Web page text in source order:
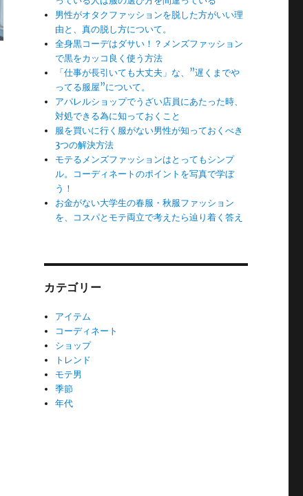
男性がオタクファッションを脱した方がいい理
由と、真の脱し方について。
全身黒コーデはダサい！？メンズファッション
で黒をカッコ良く使う方法
「仕事が長引いても大丈夫」な、”遅くまでや
ってる服屋”について。
アパレルショップでうざい店員にあたった時、
対処できる為に知っておくこと
服を買いに行く服がない男性が知っておくべき
3つの解決方法
モテるメンズファッションはとってもシンプ
ル。コーディネートのポイントを写真で学ぼ
う！
お金がない大学生の春服・秋服ファッション
を、コスパとモテ両立で考えたら辿り着く答え
カテゴリー
アイテム
コーディネート
ショップ
トレンド
モテ男
季節
年代